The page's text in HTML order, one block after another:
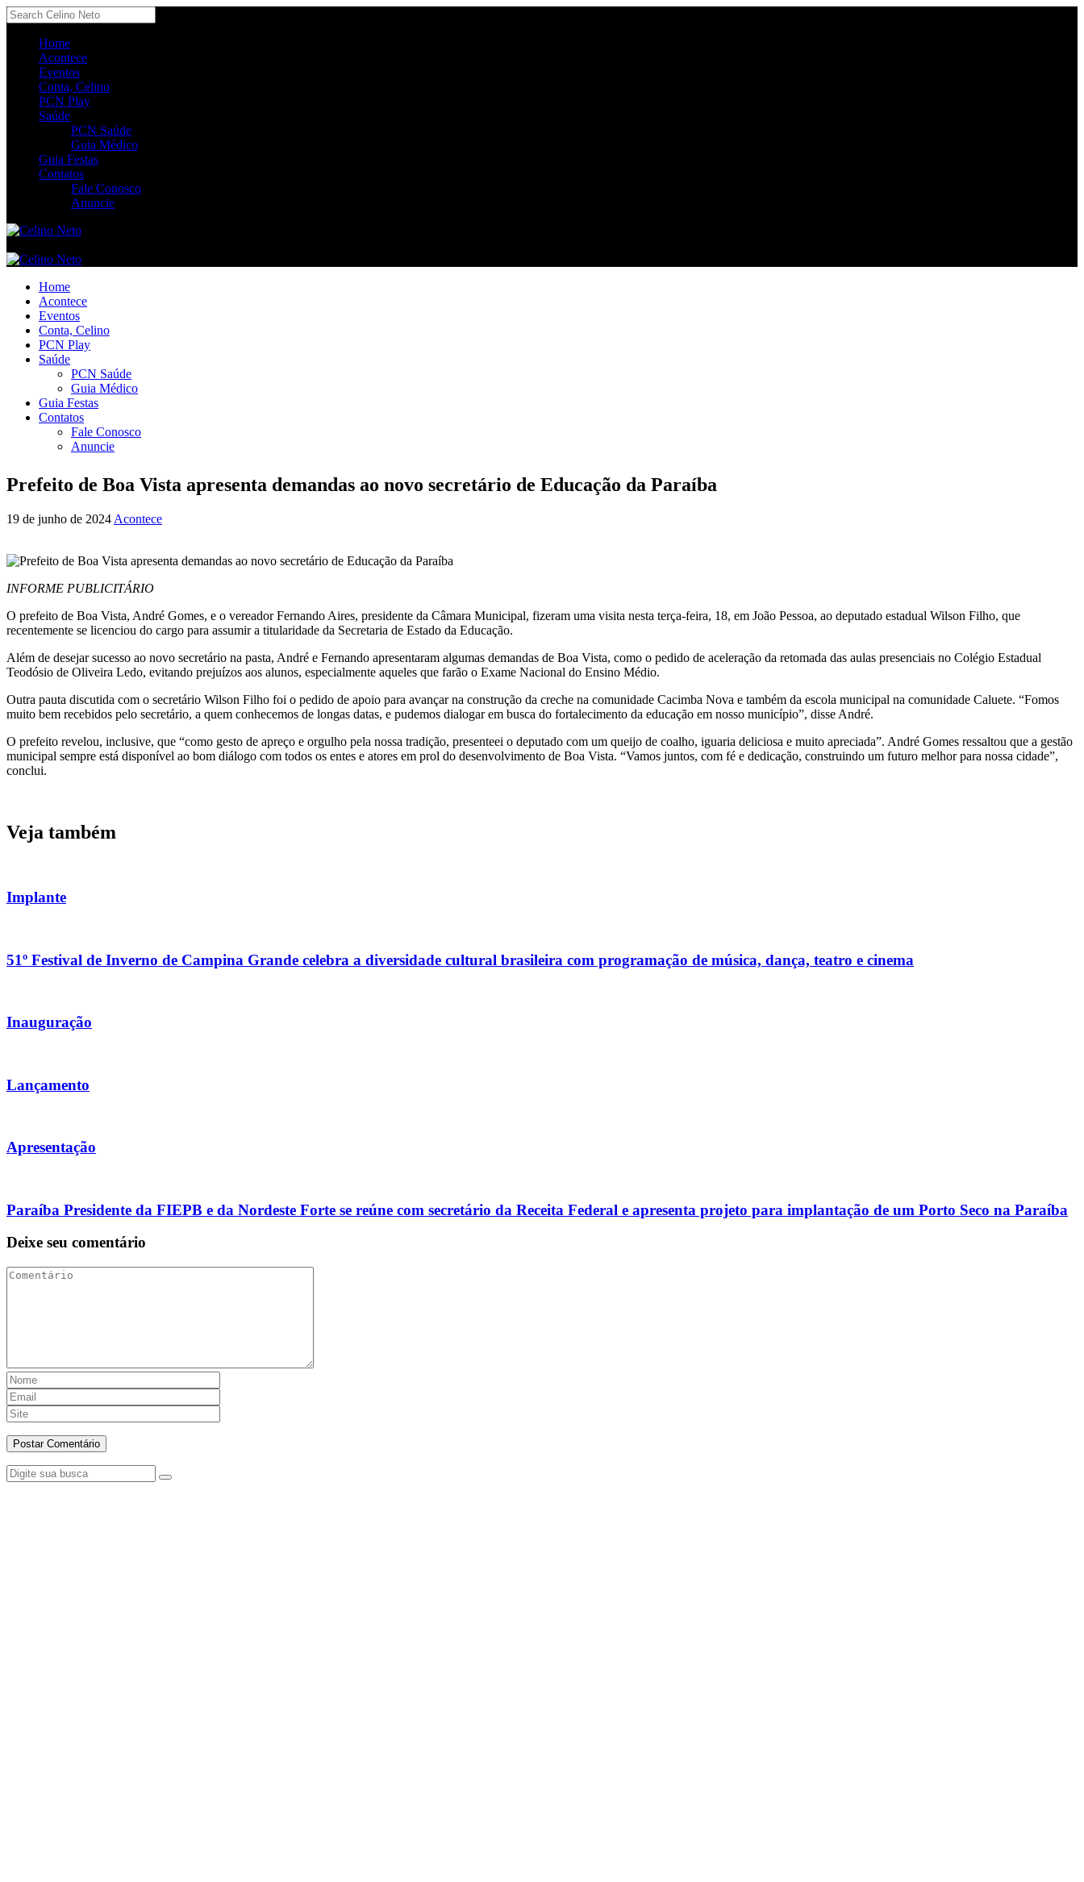
Home
Acontece
Eventos
Conta, Celino
PCN Play
Saúde
PCN Saúde
Guia Médico
Guia Festas
Contatos
Fale Conosco
Anuncie
Home
Acontece
Eventos
Conta, Celino
PCN Play
Saúde
PCN Saúde
Guia Médico
Guia Festas
Contatos
Fale Conosco
Anuncie
Prefeito de Boa Vista apresenta demandas ao novo secretário de Educação da Paraíba
19 de junho de 2024 Acontece
INFORME PUBLICITÁRIO
O prefeito de Boa Vista, André Gomes, e o vereador Fernando Aires, presidente da Câmara Municipal, fizeram uma visita nesta terça-feira, 18, em João Pessoa, ao deputado estadual Wilson Filho, que
recentemente se licenciou do cargo para assumir a titularidade da Secretaria de Estado da Educação.
Além de desejar sucesso ao novo secretário na pasta, André e Fernando apresentaram algumas demandas de Boa Vista, como o pedido de aceleração da retomada das aulas presenciais no Colégio Estadual
Teodósio de Oliveira Ledo, evitando prejuízos aos alunos, especialmente aqueles que farão o Exame Nacional do Ensino Médio.
Outra pauta discutida com o secretário Wilson Filho foi o pedido de apoio para avançar na construção da creche na comunidade Cacimba Nova e também da escola municipal na comunidade Caluete. “Fomos
muito bem recebidos pelo secretário, a quem conhecemos de longas datas, e pudemos dialogar em busca do fortalecimento da educação em nosso município”, disse André.
O prefeito revelou, inclusive, que “como gesto de apreço e orgulho pela nossa tradição, presenteei o deputado com um queijo de coalho, iguaria deliciosa e muito apreciada”. André Gomes ressaltou que a gestão
municipal sempre está disponível ao bom diálogo com todos os entes e atores em prol do desenvolvimento de Boa Vista. “Vamos juntos, com fé e dedicação, construindo um futuro melhor para nossa cidade”,
conclui.
Veja também
Implante
51º Festival de Inverno de Campina Grande celebra a diversidade cultural brasileira com programação de música, dança, teatro e cinema
Inauguração
Lançamento
Apresentação
Paraíba Presidente da FIEPB e da Nordeste Forte se reúne com secretário da Receita Federal e apresenta projeto para implantação de um Porto Seco na Paraíba
Deixe seu comentário